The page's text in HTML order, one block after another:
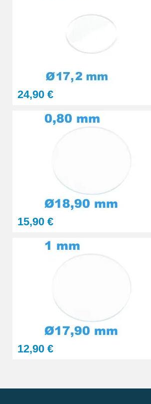
Presse Boitier Montre
41,90 €
24,90 €
15,90 €
12,90 €